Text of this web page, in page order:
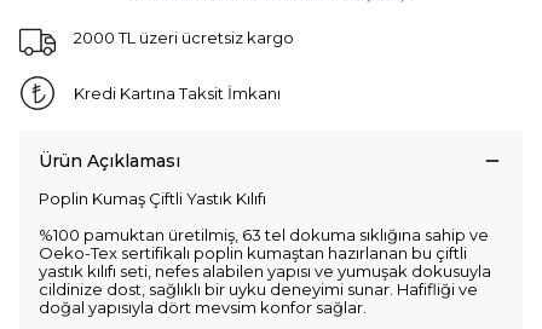
2000 TL üzeri ücretsiz kargo
Kredi Kartına Taksit İmkanı
Ürün Açıklaması
Poplin Kumaş Çiftli Yastık Kılıfı
%100 pamuktan üretilmiş, 63 tel dokuma sıklığına sahip ve
Oeko-Tex sertifikalı poplin kumaştan hazırlanan bu çiftli
yastık kılıfı seti, nefes alabilen yapısı ve yumuşak dokusuyla
cildinize dost, sağlıklı bir uyku deneyimi sunar. Hafifliği ve
doğal yapısıyla dört mevsim konfor sağlar.